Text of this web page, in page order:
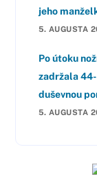
jeho
5. AUGUSTA
Po útoku
zadržala
duševnou
5. AUGUSTA